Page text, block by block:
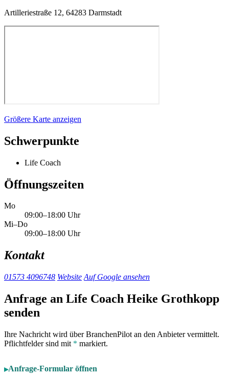
Artilleriestraße 12, 64283 Darmstadt
Größere Karte anzeigen
Schwerpunkte
Life Coach
Öffnungszeiten
Mo
09:00–18:00 Uhr
Mi–Do
09:00–18:00 Uhr
Kontakt
01573 4096748 Website Auf Google ansehen
Anfrage an Life Coach Heike Grothkopp
senden
Ihre Nachricht wird über BranchenPilot an den Anbieter vermittelt.
Pflichtfelder sind mit * markiert.
Anfrage-Formular öffnen